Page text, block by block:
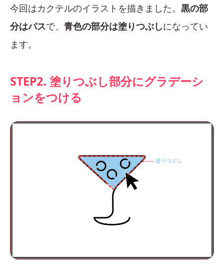
今回はカクテルのイラストを描きました。 黒の部
分はパスで、 青色の部分は塗りつぶしになってい
ます。
STEP2. 塗りつぶし部分にグラデーシ
ョンをつける